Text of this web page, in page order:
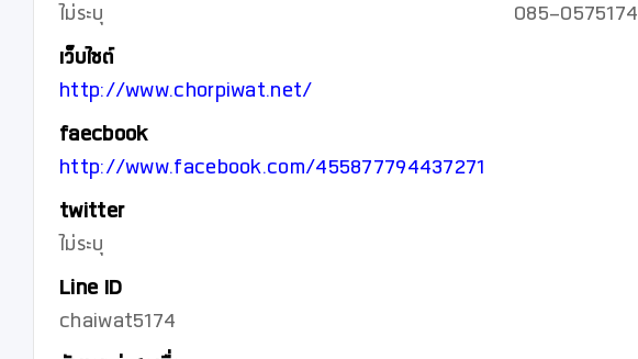
ไม่ระบุ
085-0575174
เว็บไซต์
http://www.chorpiwat.net/
faecbook
http://www.facebook.com/455877794437271
twitter
ไม่ระบุ
Line ID
chaiwat5174